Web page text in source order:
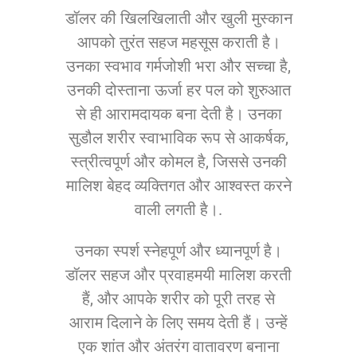
डॉलर की खिलखिलाती और खुली मुस्कान
आपको तुरंत सहज महसूस कराती है।
उनका स्वभाव गर्मजोशी भरा और सच्चा है,
उनकी दोस्ताना ऊर्जा हर पल को शुरुआत
से ही आरामदायक बना देती है। उनका
सुडौल शरीर स्वाभाविक रूप से आकर्षक,
स्त्रीत्वपूर्ण और कोमल है, जिससे उनकी
मालिश बेहद व्यक्तिगत और आश्वस्त करने
वाली लगती है।.
उनका स्पर्श स्नेहपूर्ण और ध्यानपूर्ण है।
डॉलर सहज और प्रवाहमयी मालिश करती
हैं, और आपके शरीर को पूरी तरह से
आराम दिलाने के लिए समय देती हैं। उन्हें
एक शांत और अंतरंग वातावरण बनाना